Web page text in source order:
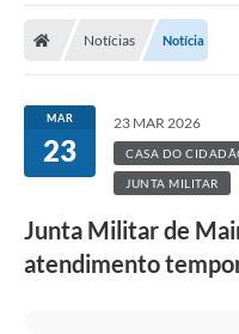
Notícias Notícia
MAR
23
23 MAR 2026
CASA DO
JUNTA MILITAR
Junta Militar de
atendimento